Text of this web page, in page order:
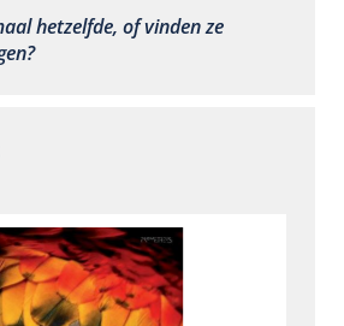
hetzelfde, of vinden ze